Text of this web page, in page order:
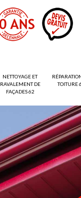
NETTOYAGE ET
RAVALEMENT DE
FAÇADES 62
TOITURE